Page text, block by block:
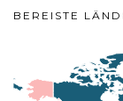
BEREISTE